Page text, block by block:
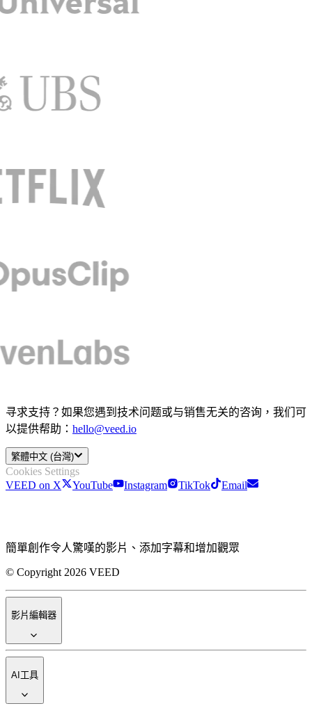
寻求支持？如果您遇到技术问题或与销售无关的咨询，我们可
以提供帮助： hello@veed.io
繁體中文 (台灣)
Cookies Settings
VEED on X
YouTube Instagram TikTok Email
簡單創作令人驚嘆的影片、添加字幕和增加觀眾
© Copyright 2026 VEED
影片編輯器
AI工具